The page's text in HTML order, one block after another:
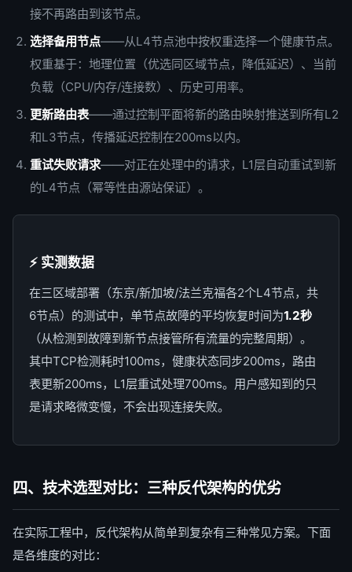
接不再路由到该节点。
选择备用节点——从L4节点池中按权重选择一个健康节点。
权重基于：地理位置（优选同区域节点，降低延迟）、当前
负载（CPU/内存/连接数）、历史可用率。
更新路由表——通过控制平面将新的路由映射推送到所有L2
和L3节点，传播延迟控制在200ms以内。
重试失败请求——对正在处理中的请求，L1层自动重试到新
的L4节点（幂等性由源站保证）。
⚡ 实测数据
在三区域部署（东京/新加坡/法兰克福各2个L4节点，共
6节点）的测试中，单节点故障的平均恢复时间为1.2秒
（从检测到故障到新节点接管所有流量的完整周期）。
其中TCP检测耗时100ms，健康状态同步200ms，路由
表更新200ms，L1层重试处理700ms。用户感知到的只
是请求略微变慢，不会出现连接失败。
四、技术选型对比：三种反代架构的优劣
在实际工程中，反代架构从简单到复杂有三种常见方案。下面
是各维度的对比：